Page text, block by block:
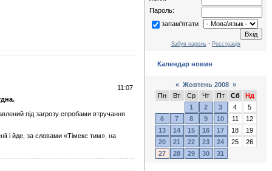
11:07
під загрозу спробами втручання
і йде, за словами «Тімекс тим», на
Пароль:
запам'ятати
Забув пароль · Реєстрація
Календар новин
« Жовтень 2008 »
Пн
Вт Ср Чт Пт Сб
Нд
1
2 3 4
5
6
7 8 9 10 11
12
13
14 15 16 17 18
19
20
21 22 23 24 25
26
27
28 29 30 31